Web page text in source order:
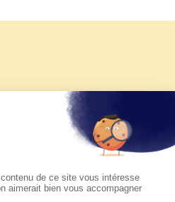
d'été 2026 de KTO
pastorale du pape Léon
à suivre sur KTO le
août